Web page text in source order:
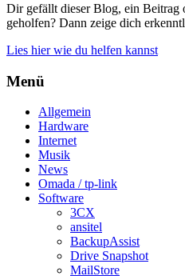
Dir gefällt dieser Blog, ein Beitrag
geholfen? Dann zeige dich
Lies hier wie du helfen kannst
Menü
Allgemein
Hardware
Internet
Musik
News
Omada / tp-link
Software
3CX
ansitel
BackupAssist
Drive Snapshot
MailStore